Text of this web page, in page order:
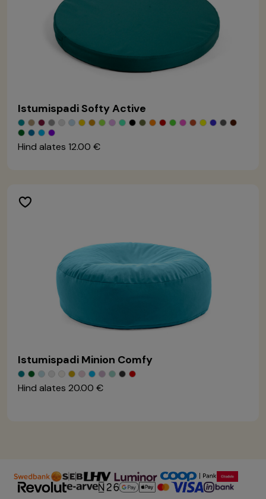
Istumispadi Softy Active
Hind alates 12.00 €
Istumispadi Minion Comfy
Hind alates 20.00 €